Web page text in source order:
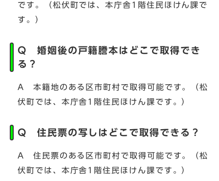
です。（松伏町では、本庁舎1階住民ほけん課で
す。）
Q 婚姻後の戸籍謄本はどこで取得でき
る？
A 本籍地のある区市町村で取得可能です。（松
伏町では、本庁舎1階住民ほけん課です。）
Q 住民票の写しはどこで取得できる？
A 住民票のある区市町村で取得可能です。（松
伏町では、本庁舎1階住民ほけん課です。）